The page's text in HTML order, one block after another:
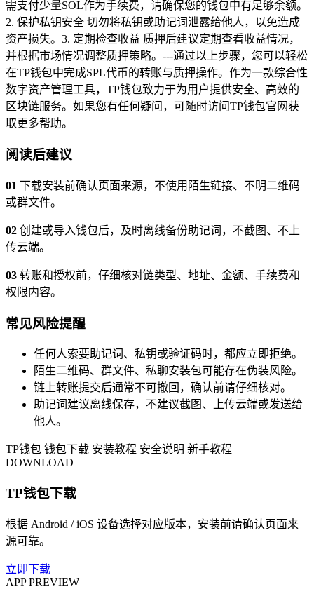
需支付少量SOL作为手续费，请确保您的钱包中有足够余额。
2. 保护私钥安全 切勿将私钥或助记词泄露给他人，以免造成
资产损失。3. 定期检查收益 质押后建议定期查看收益情况，
并根据市场情况调整质押策略。---通过以上步骤，您可以轻松
在TP钱包中完成SPL代币的转账与质押操作。作为一款综合性
数字资产管理工具，TP钱包致力于为用户提供安全、高效的
区块链服务。如果您有任何疑问，可随时访问TP钱包官网获
取更多帮助。
阅读后建议
01 下载安装前确认页面来源，不使用陌生链接、不明二维码
或群文件。
02 创建或导入钱包后，及时离线备份助记词，不截图、不上
传云端。
03 转账和授权前，仔细核对链类型、地址、金额、手续费和
权限内容。
常见风险提醒
任何人索要助记词、私钥或验证码时，都应立即拒绝。
陌生二维码、群文件、私聊安装包可能存在伪装风险。
链上转账提交后通常不可撤回，确认前请仔细核对。
助记词建议离线保存，不建议截图、上传云端或发送给
他人。
TP钱包 钱包下载 安装教程 安全说明 新手教程
DOWNLOAD
TP钱包下载
根据 Android / iOS 设备选择对应版本，安装前请确认页面来
源可靠。
立即下载
APP PREVIEW